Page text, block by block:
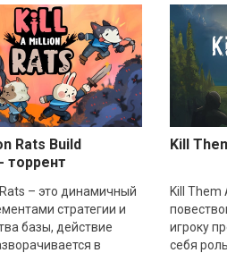
Rats Build
торрент
– это динамичный
стратегии и
базы, действие
в
Kill
Kill Them
игроку
себя